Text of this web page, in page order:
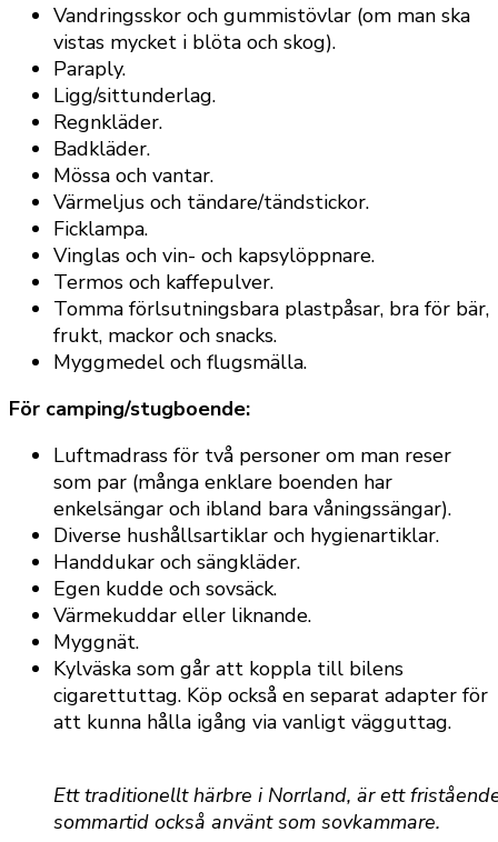
Vandringsskor och gummistövlar (om man ska
vistas mycket i blöta och skog).
Paraply.
Ligg/sittunderlag.
Regnkläder.
Badkläder.
Mössa och vantar.
Värmeljus och tändare/tändstickor.
Ficklampa.
Vinglas och vin- och kapsylöppnare.
Termos och kaffepulver.
Tomma förlsutningsbara plastpåsar, bra för bär,
frukt, mackor och snacks.
Myggmedel och flugsmälla.
För camping/stugboende:
Luftmadrass för två personer om man reser
som par (många enklare boenden har
enkelsängar och ibland bara våningssängar).
Diverse hushållsartiklar och hygienartiklar.
Handdukar och sängkläder.
Egen kudde och sovsäck.
Värmekuddar eller liknande.
Myggnät.
Kylväska som går att koppla till bilens
cigarettuttag. Köp också en separat adapter för
att kunna hålla igång via vanligt vägguttag.
Ett traditionellt härbre i Norrland, är ett
sommartid också använt som sovkammare.